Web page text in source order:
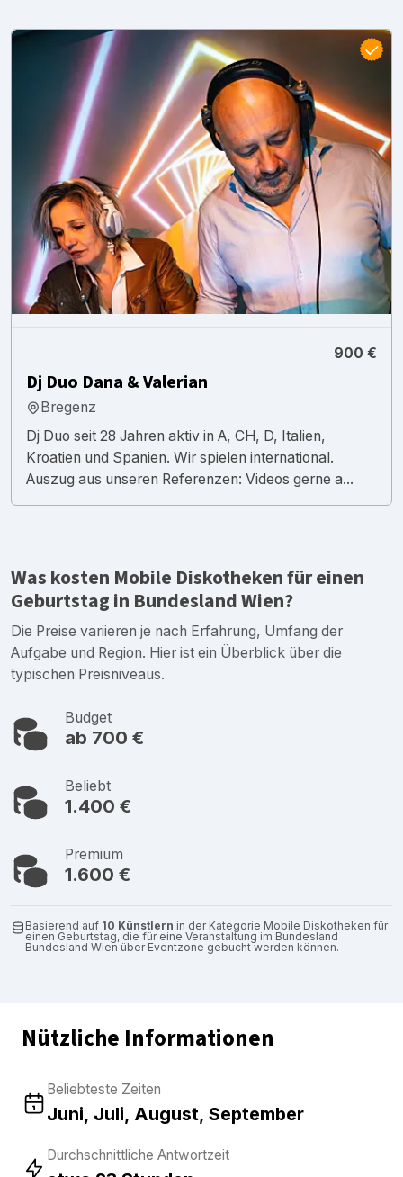
900 €
Dj Duo Dana & Valerian
Bregenz
Dj Duo seit 28 Jahren aktiv in A, CH, D, Italien,
Kroatien und Spanien. Wir spielen international.
Auszug aus unseren Referenzen: Videos gerne a...
Was kosten Mobile Diskotheken für einen
Geburtstag in Bundesland Wien?
Die Preise variieren je nach Erfahrung, Umfang der
Aufgabe und Region. Hier ist ein Überblick über die
typischen Preisniveaus.
Budget
ab 700 €
Beliebt
1.400 €
Premium
1.600 €
Basierend auf 10 Künstlern in der Kategorie Mobile Diskotheken für
einen Geburtstag, die für eine Veranstaltung im Bundesland
Bundesland Wien über Eventzone gebucht werden können.
Nützliche Informationen
Beliebteste Zeiten
Juni, Juli, August, September
Durchschnittliche Antwortzeit